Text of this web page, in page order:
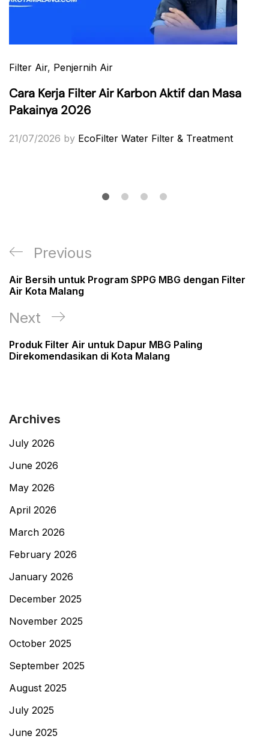
Filter Air, Penjernih Air
Cara Kerja Filter Air Karbon Aktif dan Masa
Pakainya 2026
21/07/2026 by EcoFilter Water Filter & Treatment
Post
Previous
Post
Previous
Air Bersih untuk Program SPPG MBG dengan Filter
Air Kota Malang
Next
Post
Next
Produk Filter Air untuk Dapur MBG Paling
Direkomendasikan di Kota Malang
Archives
July 2026
June 2026
May 2026
April 2026
March 2026
February 2026
January 2026
December 2025
November 2025
October 2025
September 2025
August 2025
July 2025
June 2025